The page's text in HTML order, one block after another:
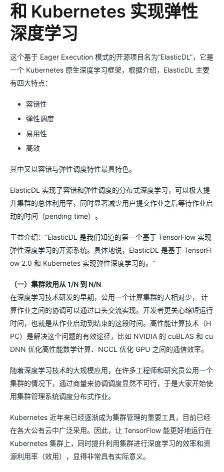
和 Kubernetes 实现弹性
深度学习
这个基于 Eager Execution 模式的开源项目名为“ElasticDL”，它是
一个 Kubernetes 原生深度学习框架，根据介绍，ElasticDL 主要
有四大特点：
容错性
弹性调度
易用性
高效
其中又以容错与弹性调度特性最具特色。
ElasticDL 实现了容错和弹性调度的分布式深度学习，可以极大提
升集群的总体利用率，同时显著减少用户提交作业之后等待作业启
动的时间（pending time）。
王益介绍：“ElasticDL 是我们知道的第一个基于 TensorFlow 实现
弹性深度学习的开源系统。具体地说，ElasticDL 是基于 TensorFl
ow 2.0 和 Kubernetes 实现弹性深度学习的。”
（一）集群效用从 1/N 到 N/N
在深度学习技术研发的早期，公用一个计算集群的人相对少， 计
算作业之间的协调可以通过口头交流实现。开发者更关心缩短运行
时间，也就是从作业启动到结束的这段时间。高性能计算技术（H
PC）是解决这个问题的有效途径，比如 NVIDIA 的 cuBLAS 和 cu
DNN 优化高性能数学计算、NCCL 优化 GPU 之间的通信效率。
随着深度学习技术的大规模应用，在许多工程师和研究员公用一个
集群的情况下，通过商量来协调调度显然不可行，于是大家开始使
用集群管理系统调度分布式作业。
Kubernetes 近年来已经逐渐成为集群管理的重要工具，目前已经
在各大公有云中广泛采用。因此，让 TensorFlow 能更好地运行在
Kubernetes 集群上，同时提升利用集群进行深度学习的效率和资
源利用率（效用），显得非常具有实际意义。